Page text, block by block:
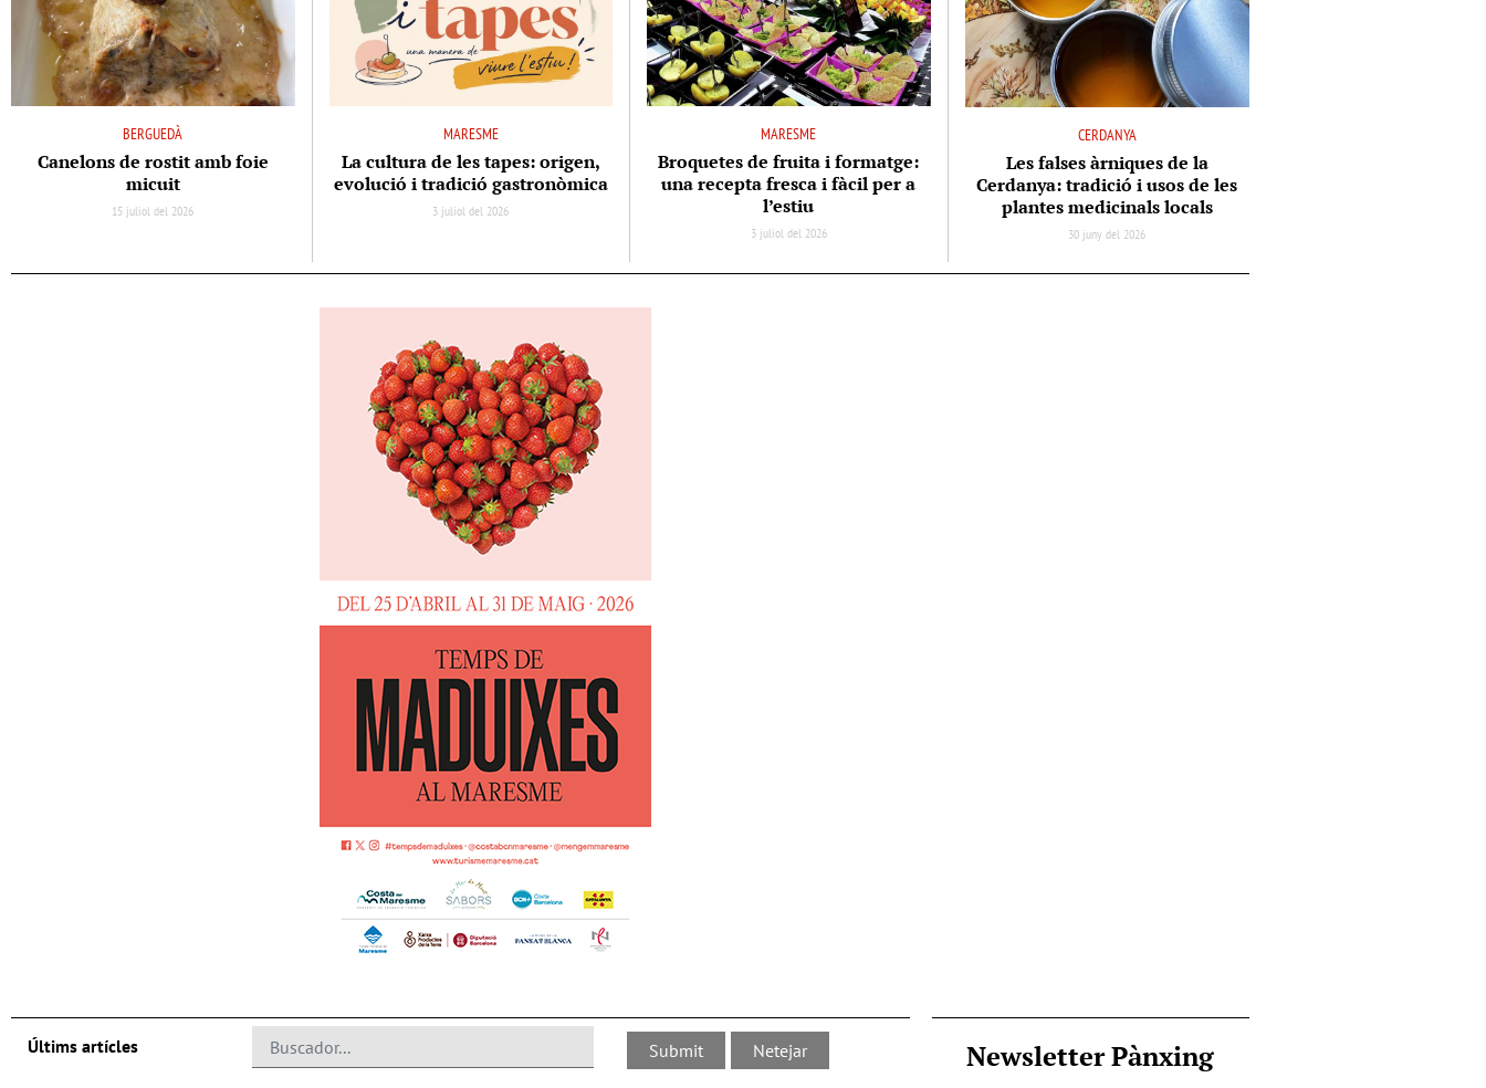
BERGUEDÀ
Canelons de rostit amb foie
micuit
15 juliol del 2026
MARESME
La cultura de les tapes: origen,
evolució i tradició gastronòmica
3 juliol del 2026
MARESME
Broquetes de fruita i formatge:
una recepta fresca i fàcil per a
l’estiu
3 juliol del 2026
CERDANYA
Les falses àrniques de la
Cerdanya: tradició i usos de les
plantes medicinals locals
30 juny del 2026
Últims artícles Newsletter Pànxing